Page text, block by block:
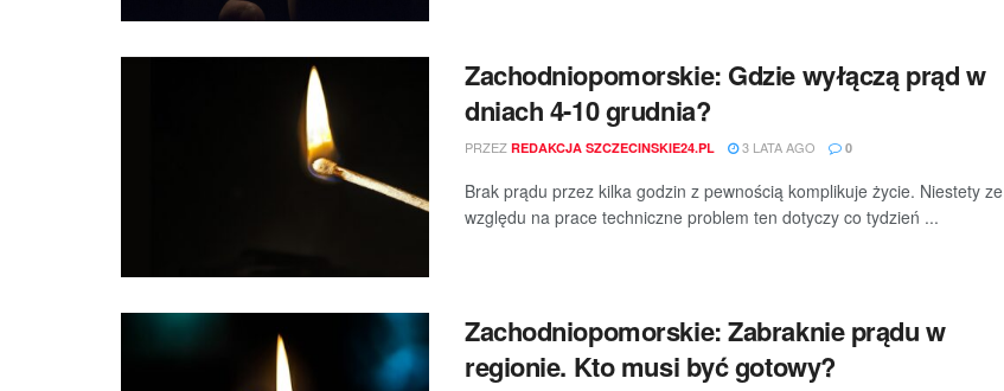
Zachodniopomorskie: Gdzie wyłączą prąd w
dniach 4-10 grudnia?
PRZEZ REDAKCJA SZCZECINSKIE24.PL 3 LATA AGO 0
Brak prądu przez kilka godzin z pewnością komplikuje życie. Niestety ze
względu na prace techniczne problem ten dotyczy co tydzień ...
Zachodniopomorskie: Zabraknie prądu w
regionie. Kto musi być gotowy?